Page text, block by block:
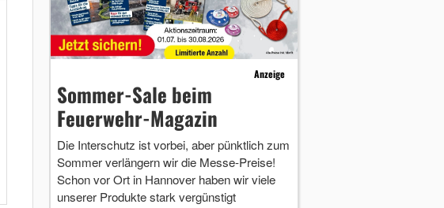
Anzeige
Sommer-Sale beim
Feuerwehr-Magazin
Die Interschutz ist vorbei, aber pünktlich zum
Sommer verlängern wir die Messe-Preise!
Schon vor Ort in Hannover haben wir viele
unserer Produkte stark vergünstigt